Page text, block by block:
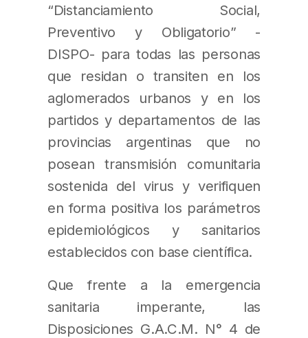
“Distanciamiento Social,
Preventivo y Obligatorio” -
DISPO- para todas las personas
que residan o transiten en los
aglomerados urbanos y en los
partidos y departamentos de las
provincias argentinas que no
posean transmisión comunitaria
sostenida del virus y verifiquen
en forma positiva los parámetros
epidemiológicos y sanitarios
establecidos con base científica.
Que frente a la emergencia
sanitaria imperante, las
Disposiciones G.A.C.M. N° 4 de